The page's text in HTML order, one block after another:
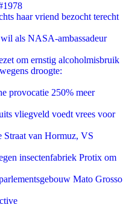
haar vriend bezocht terecht
als NASA-ambassadeur
om ernstig alcoholmisbruik
droogte:
provocatie 250% meer
vliegveld voedt vrees voor
Straat van Hormuz, VS
insectenfabriek Protix om
Mato Grosso